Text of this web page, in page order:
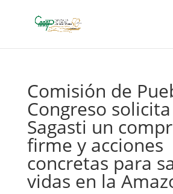
Comisión de
Congreso
Sagasti un
firme y acciones
concretas para
vidas en la